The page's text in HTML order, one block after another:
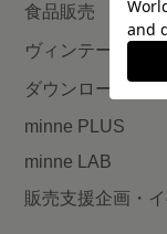
食品販売
ヴィンテージ販売
ダウンロード販売
minne PLUS
minne LAB
販売支援企画・